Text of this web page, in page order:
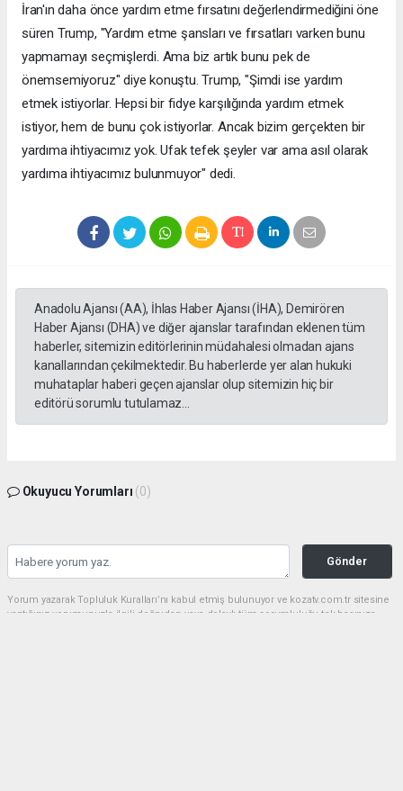
İran'ın daha önce yardım etme fırsatını değerlendirmediğini öne
süren Trump, "Yardım etme şansları ve fırsatları varken bunu
yapmamayı seçmişlerdi. Ama biz artık bunu pek de
önemsemiyoruz" diye konuştu. Trump, "Şimdi ise yardım
etmek istiyorlar. Hepsi bir fidye karşılığında yardım etmek
istiyor, hem de bunu çok istiyorlar. Ancak bizim gerçekten bir
yardıma ihtiyacımız yok. Ufak tefek şeyler var ama asıl olarak
yardıma ihtiyacımız bulunmuyor" dedi.
Anadolu Ajansı (AA), İhlas Haber Ajansı (İHA), Demirören
Haber Ajansı (DHA) ve diğer ajanslar tarafından eklenen tüm
haberler, sitemizin editörlerinin müdahalesi olmadan ajans
kanallarından çekilmektedir. Bu haberlerde yer alan hukuki
muhataplar haberi geçen ajanslar olup sitemizin hiç bir
editörü sorumlu tutulamaz...
Okuyucu Yorumları (0)
Gönder
Yorum yazarak Topluluk Kuralları’nı kabul etmiş bulunuyor ve kozatv.com.tr sitesine
yaptığınız yorumunuzla ilgili doğrudan veya dolaylı tüm sorumluluğu tek başınıza